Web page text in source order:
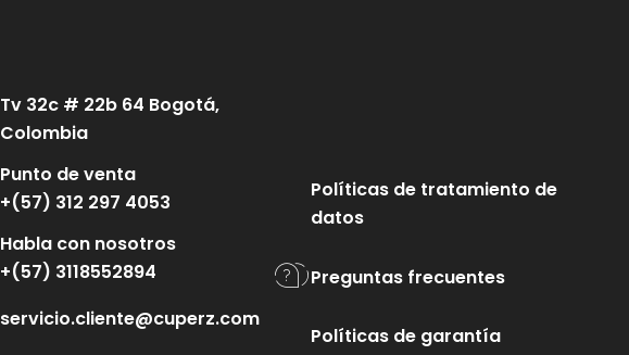
Tv 32c # 22b 64 Bogotá,
Colombia
Punto de venta
+(57) 312 297 4053
Habla con nosotros
+(57) 3118552894
servicio.cliente@cuperz.com
Políticas de tratamiento de
datos
Preguntas frecuentes
Políticas de garantía